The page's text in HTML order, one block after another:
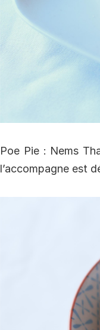
Poe Pie : Nems
l’accompagne est